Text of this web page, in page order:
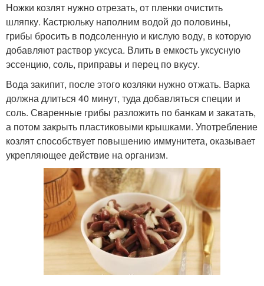
Ножки козлят нужно отрезать, от пленки очистить
шляпку. Кастрюльку наполним водой до половины,
грибы бросить в подсоленную и кислую воду, в которую
добавляют раствор уксуса. Влить в емкость уксусную
эссенцию, соль, приправы и перец по вкусу.
Вода закипит, после этого козляки нужно отжать. Варка
должна длиться 40 минут, туда добавляться специи и
соль. Сваренные грибы разложить по банкам и закатать,
а потом закрыть пластиковыми крышками. Употребление
козлят способствует повышению иммунитета, оказывает
укрепляющее действие на организм.